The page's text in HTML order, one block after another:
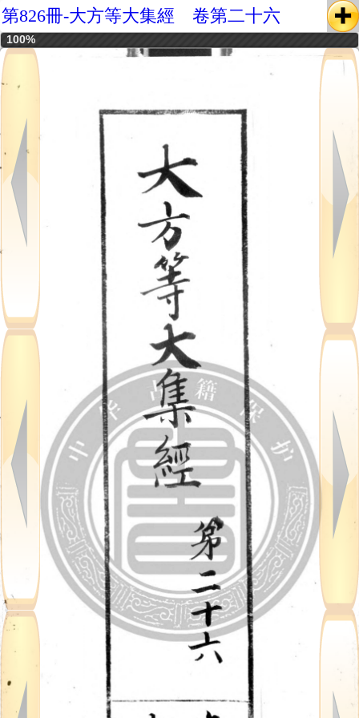
第826冊-大方等大集經 卷第二十六
100%